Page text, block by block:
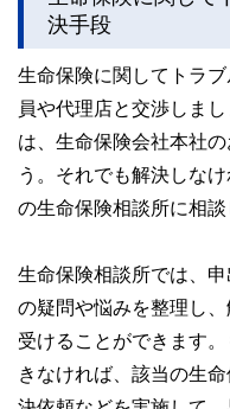
決手段
生命保険に関してトラ
員や代理店と交渉しま
は、生命保険会社本社
う。それでも解決しな
の生命保険相談所に相談
生命保険相談所では、
の疑問や悩みを整理し
受けることができます
きなければ、該当の生